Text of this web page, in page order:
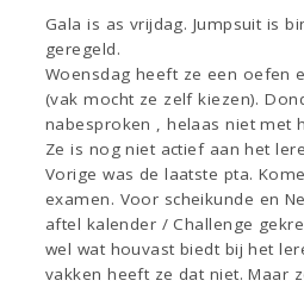
Gala is as vrijdag. Jumpsuit is
geregeld.
Woensdag heeft ze een oefen
(vak mocht ze zelf kiezen).
nabesproken , helaas niet met
Ze is nog niet actief aan het
Vorige was de laatste pta.
examen. Voor scheikunde en
aftel kalender / Challenge
wel wat houvast biedt bij het
vakken heeft ze dat niet. Maar